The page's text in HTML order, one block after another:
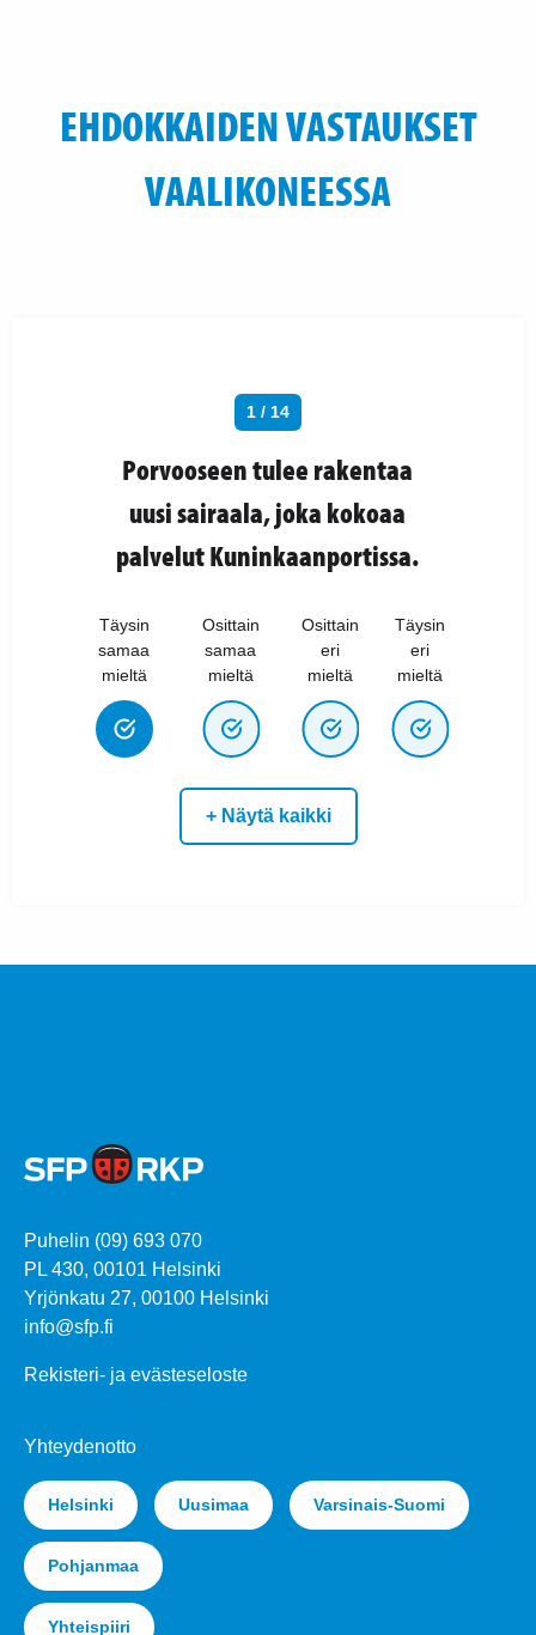
EHDOKKAIDEN VASTAUKSET
VAALIKONEESSA
1 / 14
Porvooseen tulee rakentaa
uusi sairaala, joka kokoaa
palvelut Kuninkaanportissa.
Täysin
samaa
mieltä
Osittain
samaa
mieltä
Osittain
eri
mieltä
Täysin
eri
mieltä
+ Näytä kaikki
Puhelin (09) 693 070
PL 430, 00101 Helsinki
Yrjönkatu 27, 00100 Helsinki
info@sfp.fi
Rekisteri- ja evästeseloste
Yhteydenotto
Helsinki Uusimaa Varsinais-Suomi
Pohjanmaa
Yhteispiiri